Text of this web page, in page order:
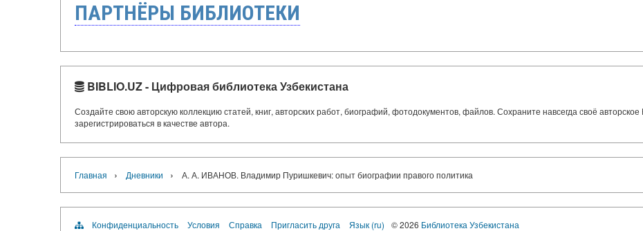
ПАРТНЁРЫ БИБЛИОТЕКИ
BIBLIO.UZ - Цифровая библиотека Узбекистана
Создайте свою авторскую коллекцию статей, книг, авторских работ, биографий, фотодокументов, файлов. Сохраните навсегда своё
зарегистрироваться в качестве автора.
Главная › Дневники › А. А. ИВАНОВ. Владимир Пуришкевич: опыт биографии правого политика
Конфиденциальность Условия Справка Пригласить друга Язык (ru) © 2026 Библиотека Узбекистана